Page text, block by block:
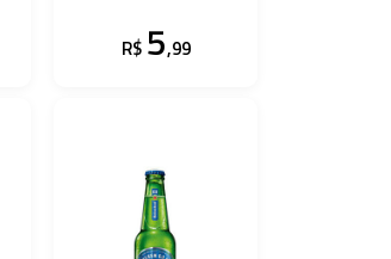
R$ 5,99